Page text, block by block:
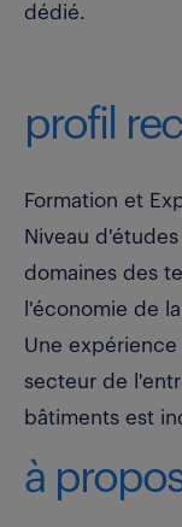
dédié.
profil
Formation et
Niveau
domaines des
l'économie de
Une
secteur de
bâtiments est
à